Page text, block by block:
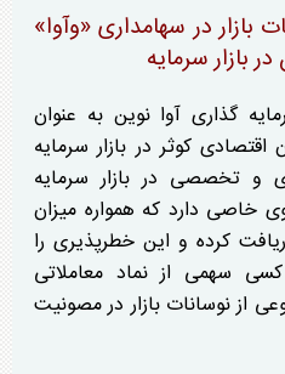
بازار در سهامداری «وآوا»
بازار سرمایه
گذاری آوا نوین به عنوان
کوثر در بازار سرمایه
و تخصصی در بازار سرمایه
خاصی دارد که همواره میزان
کرده و این خطرپذیری را
سهمی از نماد معاملاتی
از نوسانات بازار در مصونیت